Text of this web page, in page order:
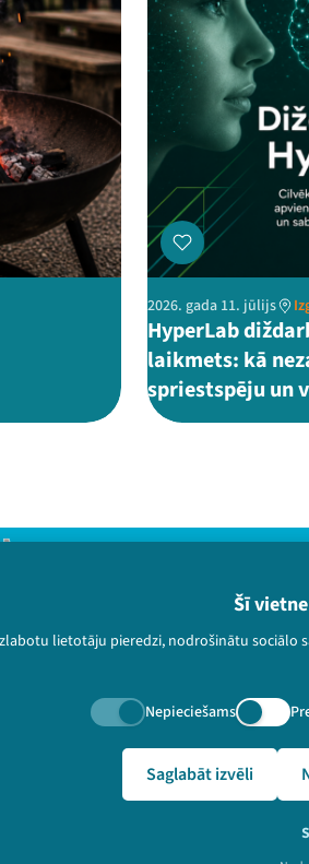
Šī
lietotāju pieredzi, nodrošinātu
Nepieciešams
Saglabāt izvēli
2026. gada 11. jūlijs
HyperLab
laikmets: kā
spriestspēju un
politika
tiesības paturētas.
🔗 https://